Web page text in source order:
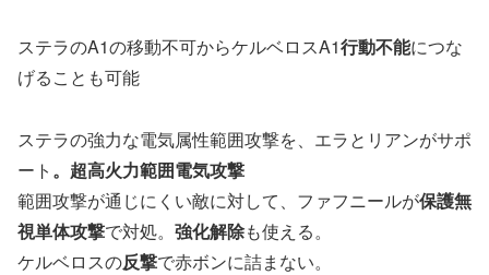
ステラのA1の移動不可からケルベロスA1行動不能につな
げることも可能
ステラの強力な電気属性範囲攻撃を、エラとリアンがサポ
ート 。超高火力範囲電気攻撃
範囲攻撃が通じにくい敵に対して、ファフニールが保護無
視単体攻撃で対処。 強化解除も使える。
ケルベロスの反撃で赤ボンに詰まない。